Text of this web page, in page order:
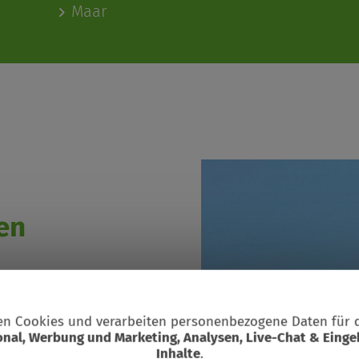
Suchbegriff
Maar
umgestaltet. An
steht nun in einem
wurde die
Cookies und verarbeiten personenbezogene Daten für
Werbung und Marketing, Analysen, Live-Chat &
Inhalte.